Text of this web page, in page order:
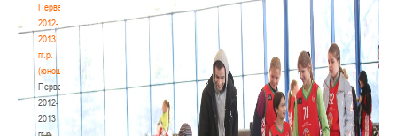
Первенство
2012-
2013
гг.р.
(юноши)
Первенство
2012-
2013
гг.р.